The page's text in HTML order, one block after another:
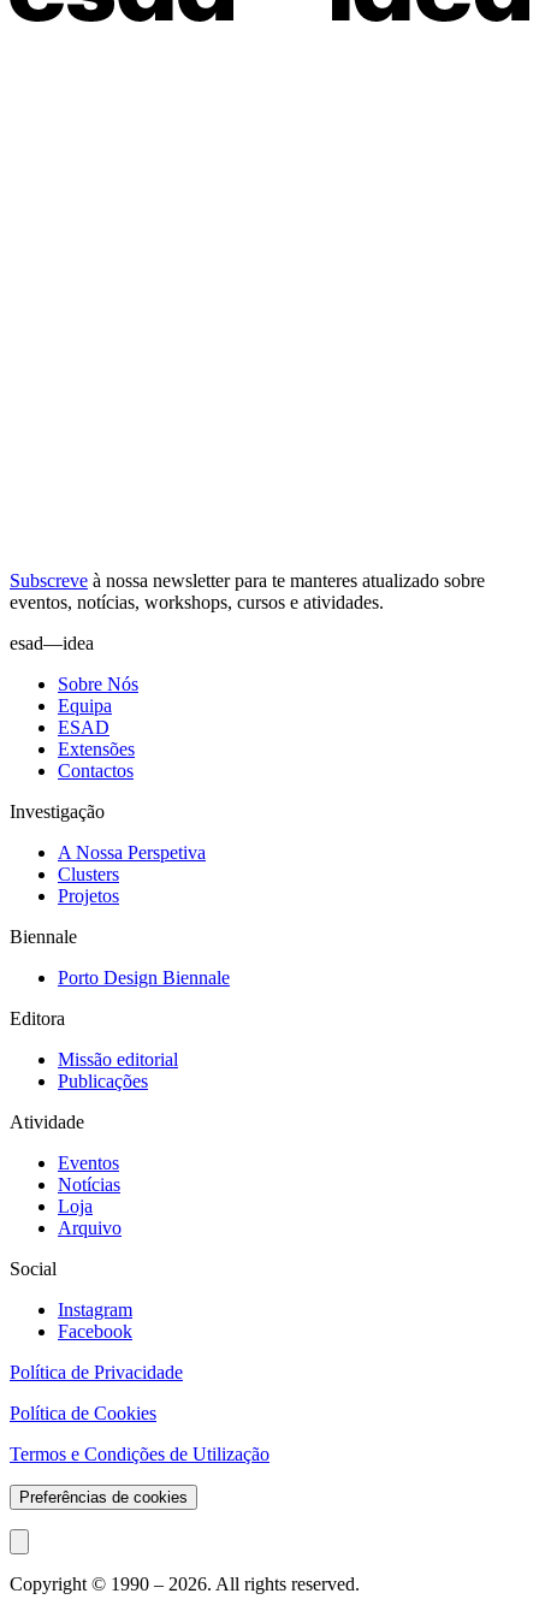
Subscreve à nossa newsletterpara te manteres atualizado sobre
eventos, notícias, workshops, cursos e atividades.
esad—idea
Sobre Nós
Equipa
ESAD
Extensões
Contactos
Investigação
A Nossa Perspetiva
Clusters
Projetos
Biennale
Porto Design Biennale
Editora
Missão editorial
Publicações
Atividade
Eventos
Notícias
Loja
Arquivo
Social
Instagram
Facebook
Política de Privacidade
Política de Cookies
Termos e Condições de Utilização
Preferências de cookies
Copyright © 1990 – 2026. All rights reserved.